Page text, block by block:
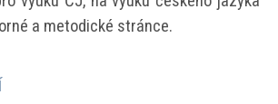
a metodické stránce.